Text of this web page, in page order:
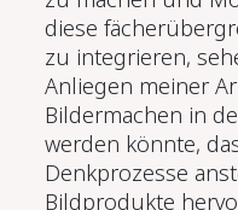
diese
zu integrieren,
Anliegen meiner
Bildermachen in
werden könnte,
Denkprozesse
Bildprodukte